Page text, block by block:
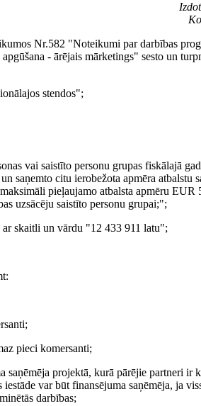
Nr.582 "Noteikumi par darbības
- ārējais mārketings" sesto un
stendos";
vai saistīto personu grupas fiskālajā
un saņemto citu ierobežota apmēra atbalstu
pieļaujamo atbalsta apmēru
uzsācēju saistīto personu grupai;";
skaitli un vārdu "12 433 911 latu";
pieci komersanti;
saņēmēja projektā, kurā pārējie partneri ir
var būt finansējuma saņēmēja, ja
darbības;